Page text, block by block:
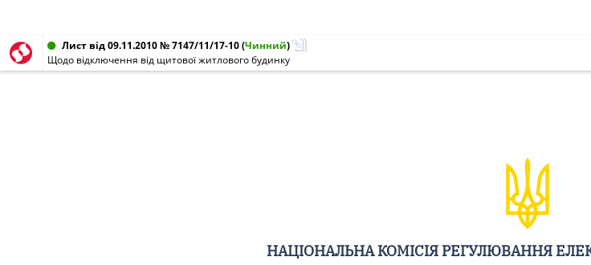
Лист від 09.11.2010 № 7147/11/17-10(Чинний)
Щодо відключення від щитової житлового будинку
НАЦІОНАЛЬНА КОМІСІЯ РЕГУЛЮВАННЯ